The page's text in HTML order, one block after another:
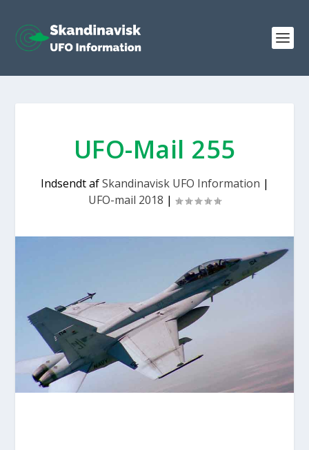
UFO-Mail 255
Indsendt afSkandinavisk UFO Information |
UFO-mail 2018 |